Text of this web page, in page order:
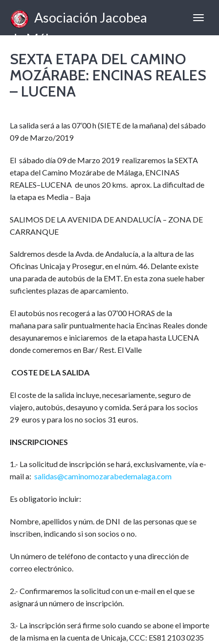
Asociación Jacobea
de Málaga
SEXTA ETAPA DEL CAMINO
MOZÁRABE: ENCINAS REALES
– LUCENA
La salida será a las 07’00 h (SIETE de la mañana) del sábado
09 de Marzo/2019
El sábado día 09 de Marzo 2019 realizaremos la SEXTA
etapa del Camino Mozárabe de Málaga, ENCINAS
REALES–LUCENA de unos 20 kms. aprox. La dificultad de
la etapa es Media – Baja
SALIMOS DE LA AVENIDA DE ANDALUCÍA – ZONA DE
CARRANQUE
Saldremos desde la Avda. de Andalucía, a la altura de las
Oficinas Unicaja y Prosegur, en el núm. 46. Delante existe
una parada de autobús de la EMT. En esta zona suele haber
suficientes plazas de aparcamiento.
El autobús nos recogerá a las 07’00 HORAS de la
mañana para salir puntualmente hacia Encinas Reales donde
desayunaremos e iniciaremos de la etapa hasta LUCENA
donde comeremos en Bar/ Rest. El Valle
COSTE DE LA SALIDA
El coste de la salida incluye, necesariamente, seguro de
viajero, autobús, desayuno y comida. Será para los socios
29 euros y para los no socios 31 euros.
INSCRIPCIONES
1.- La solicitud de inscripción se hará, exclusivamente, vía e-
mail a: salidas@caminomozarabedemalaga.com
Es obligatorio incluir:
Nombre, apellidos y núm. de DNI de las personas que se
inscriben, indicando si son socios o no.
Un número de teléfono de contacto y una dirección de
correo electrónico.
2.- Confirmaremos la solicitud con un e-mail en el que se
asignará un número de inscripción.
3.- La inscripción será firme solo cuando se abone el importe
de la misma en la cuenta de Unicaja, CCC: ES81 2103 0235